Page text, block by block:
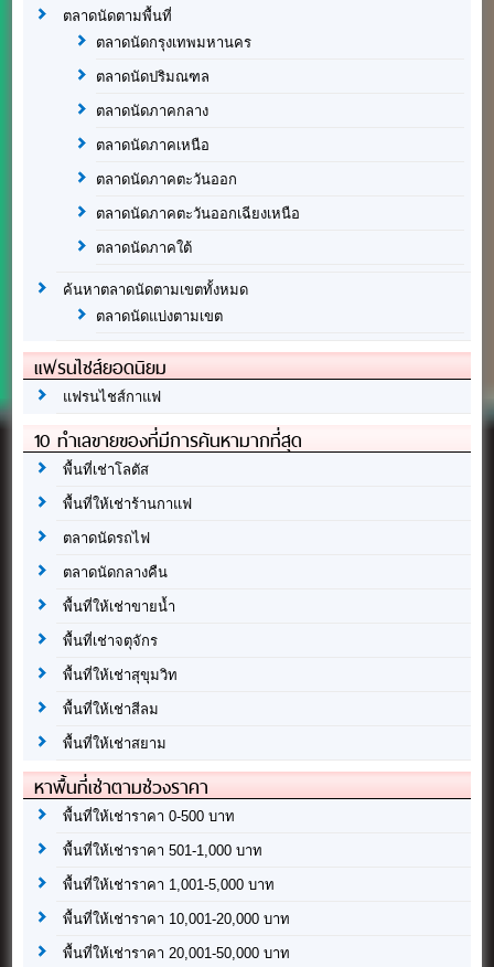
ตลาดนัดตามพื้นที่
ตลาดนัดกรุงเทพมหานคร
ตลาดนัดปริมณฑล
ตลาดนัดภาคกลาง
ตลาดนัดภาคเหนือ
ตลาดนัดภาคตะวันออก
ตลาดนัดภาคตะวันออกเฉียงเหนือ
ตลาดนัดภาคใต้
ค้นหาตลาดนัดตามเขตทั้งหมด
ตลาดนัดแบ่งตามเขต
แฟรนไชส์ยอดนิยม
แฟรนไชส์กาแฟ
10 ทำเลขายของที่มีการค้นหามากที่สุด
พื้นที่เช่าโลตัส
พื้นที่ให้เช่าร้านกาแฟ
ตลาดนัดรถไฟ
ตลาดนัดกลางคืน
พื้นที่ให้เช่าขายน้ำ
พื้นที่เช่าจตุจักร
พื้นที่ให้เช่าสุขุมวิท
พื้นที่ให้เช่าสีลม
พื้นที่ให้เช่าสยาม
หาพื้นที่เช่าตามช่วงราคา
พื้นที่ให้เช่าราคา 0-500 บาท
พื้นที่ให้เช่าราคา 501-1,000 บาท
พื้นที่ให้เช่าราคา 1,001-5,000 บาท
พื้นที่ให้เช่าราคา 10,001-20,000 บาท
พื้นที่ให้เช่าราคา 20,001-50,000 บาท